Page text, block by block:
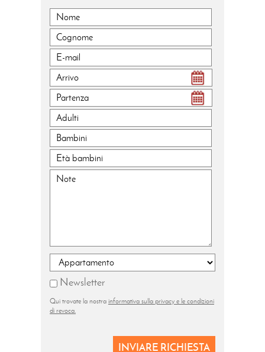
Newsletter
Qui trovate la nostra informativa sulla privacy e le condizioni
di revoca.
INVIARE RICHIESTA